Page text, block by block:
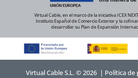
Virtual Cable, en el marco de la iniciativa ICEX
Instituto Español de Comercio Exterior y la
desarrollar su Plan de Expansión
Virtual Cable S.L. © 2026 | Política de